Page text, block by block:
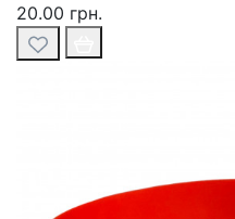
20.00 грн.